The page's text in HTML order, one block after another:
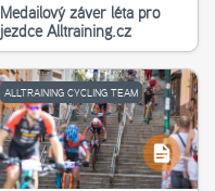
Medailový závěr léta pro
jezdce Alltraining.cz
ALLTRAINING CYCLING TEAM